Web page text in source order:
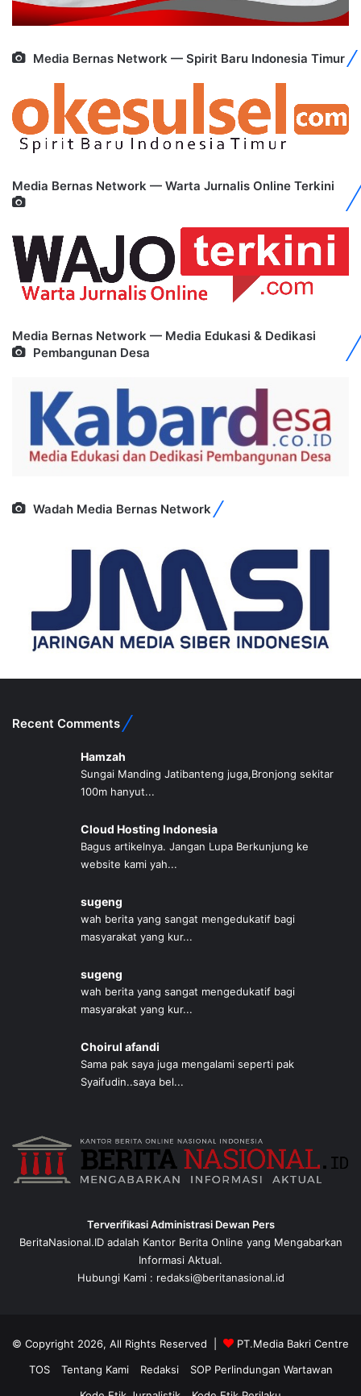
Media Bernas Network — Spirit Baru Indonesia Timur
Media Bernas Network — Warta Jurnalis Online Terkini
Media Bernas Network — Media Edukasi & Dedikasi
Pembangunan Desa
Wadah Media Bernas Network
Recent Comments
Hamzah
Sungai Manding Jatibanteng juga,Bronjong sekitar
100m hanyut...
Cloud Hosting Indonesia
Bagus artikelnya. Jangan Lupa Berkunjung ke
website kami yah...
sugeng
wah berita yang sangat mengedukatif bagi
masyarakat yang kur...
sugeng
wah berita yang sangat mengedukatif bagi
masyarakat yang kur...
Choirul afandi
Sama pak saya juga mengalami seperti pak
Syaifudin..saya bel...
Terverifikasi Administrasi Dewan Pers
BeritaNasional.ID adalah Kantor Berita Online yang Mengabarkan
Informasi Aktual.
Hubungi Kami : redaksi@beritanasional.id
© Copyright 2026, All Rights Reserved |
PT.Media Bakri Centre
TOS
Tentang Kami Redaksi
SOP Perlindungan Wartawan